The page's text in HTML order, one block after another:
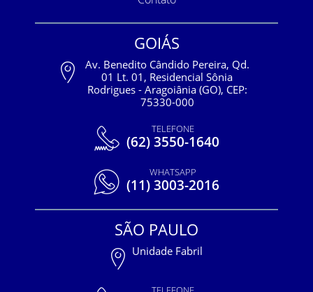
GOIÁS
Av. Benedito Cândido Pereira, Qd.
01 Lt. 01, Residencial Sônia
Rodrigues - Aragoiânia (GO), CEP:
75330-000
TELEFONE
(62) 3550-1640
WHATSAPP
(11) 3003-2016
SÃO PAULO
Unidade Fabril